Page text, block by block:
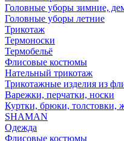
Головные уборы зимние,
Головные уборы летние
Трикотаж
Термоноски
Термобельё
Флисовые костюмы
Нательный трикотаж
Трикотажные изделия из
Варежки, перчатки, носки
Куртки, брюки, толстовки,
SHAMAN
Одежда
Флисовые костюмы